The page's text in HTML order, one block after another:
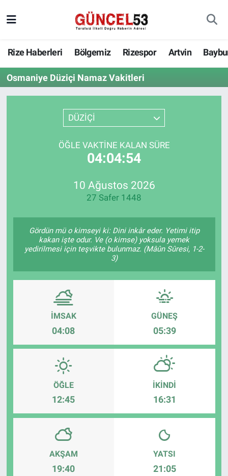
Rize Haberleri Bölgemiz Rizespor Artvin
Osmaniye Düziçi Namaz Vakitleri
DÜZİÇİ
ÖĞLE VAKTINE KALAN SÜRE
04:04:54
10 Ağustos 2026
27 Safer 1448
Gördün mü o kimseyi ki: Dini inkâr eder. Yetimi itip
kakan işte odur. Ve (o kimse) yoksula yemek
yedirilmesi için teşvikte bulunmaz. (Mâûn Sûresi, 1-2-
3)
İMSAK
04:08
GÜNEŞ
05:39
ÖĞLE
12:45
İKINDI
16:31
AKŞAM
19:40
YATSI
21:05